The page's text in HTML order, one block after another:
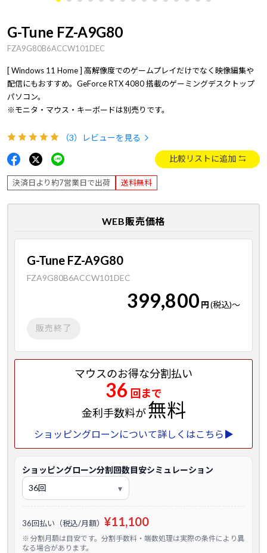
G-Tune FZ-A9G80
FZA9G80B6ACCW101DEC
[ Windows 11 Home ] 高解像度でのゲームプレイだけでなく映像編集や
配信にもおすすめ。GeForce RTX 4080 搭載のゲーミングデスクトップ
パソコン。
※モニタ・マウス・キーボードは別売りです。
（3） レビューを見る
比較リストに追加
決済日より約7営業日で出荷 送料無料
WEB販売価格
G-Tune FZ-A9G80
FZA9G80B6ACCW101DEC
399,800 円(税込)～
販売終了
マウスのお得な分割払い
36 回まで
金利手数料が無料
ショッピングローンについて詳しくはこちら▶
ショッピングローン分割回数目安シミュレーション
36回払い（税込/月額） ¥11,100
※ 分割月額は目安です。分割手数料・端数処理は実際の条件により異
なる場合があります。